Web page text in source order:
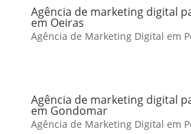
Agência de marketing digital
em Oeiras
Agência de Marketing Digital em
Agência de marketing digital
em Gondomar
Agência de Marketing Digital em